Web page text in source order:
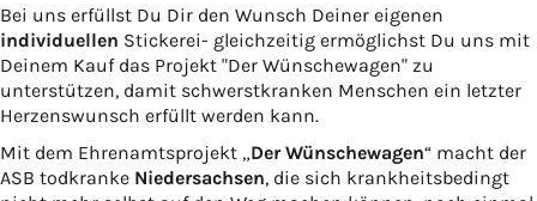
Bei uns erfüllst Du Dir den Wunsch Deiner eigenen
individuellen Stickerei- gleichzeitig ermöglichst Du uns mit
Deinem Kauf das Projekt "Der Wünschewagen" zu
unterstützen, damit schwerstkranken Menschen ein letzter
Herzenswunsch erfüllt werden kann.
Mit dem Ehrenamtsprojekt „Der Wünschewagen“ macht der
ASB todkranke Niedersachsen, die sich krankheitsbedingt